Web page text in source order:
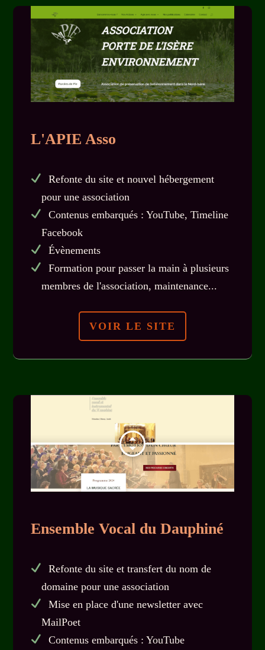
L'APIE Asso
Refonte du site et nouvel hébergement
pour une association
Contenus embarqués : YouTube, Timeline
Facebook
Évènements
Formation pour passer la main à plusieurs
membres de l'association, maintenance...
VOIR LE SITE
Ensemble Vocal du Dauphiné
Refonte du site et transfert du nom de
domaine pour une association
Mise en place d'une newsletter avec
MailPoet
Contenus embarqués : YouTube